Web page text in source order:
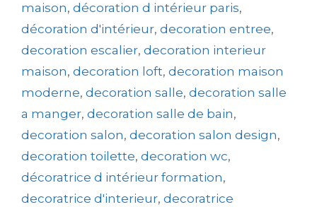
maison, décoration d intérieur paris,
décoration d'intérieur, decoration entree,
decoration escalier, decoration interieur
maison, decoration loft, decoration maison
moderne, decoration salle, decoration salle
a manger, decoration salle de bain,
decoration salon, decoration salon design,
decoration toilette, decoration wc,
décoratrice d intérieur formation,
decoratrice d'interieur, decoratrice